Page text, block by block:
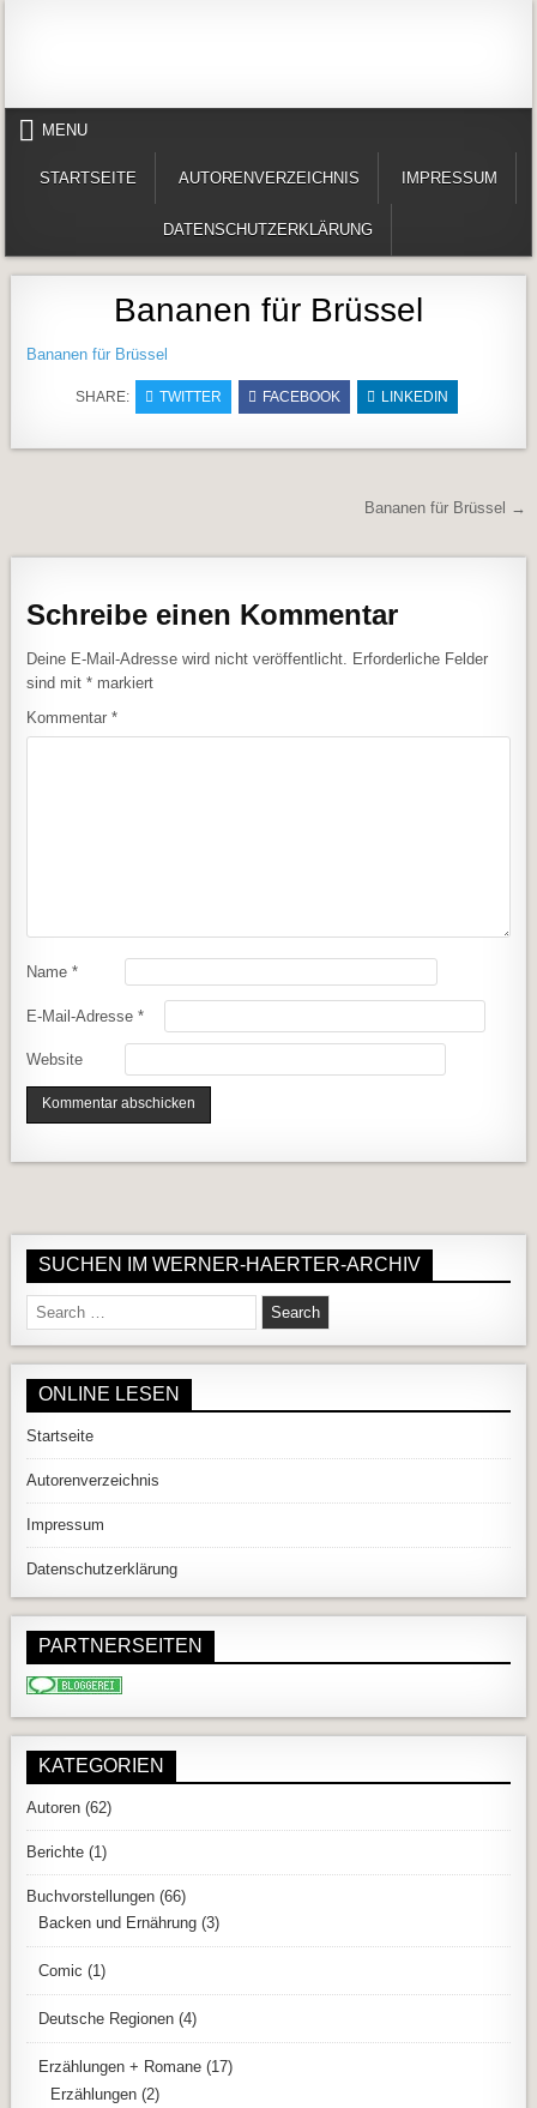
MENU
STARTSEITE AUTORENVERZEICHNIS IMPRESSUM
DATENSCHUTZERKLÄRUNG
Bananen für Brüssel
Bananen für Brüssel
SHARE: TWITTER FACEBOOK LINKEDIN
Bananen für Brüssel →
Schreibe einen Kommentar
Deine E-Mail-Adresse wird nicht veröffentlicht.
Erforderliche Felder
sind mit* markiert
Kommentar*
Name*
E-Mail-Adresse*
Website
SUCHEN IM WERNER-HAERTER-ARCHIV
Search for:
ONLINE LESEN
Startseite
Autorenverzeichnis
Impressum
Datenschutzerklärung
PARTNERSEITEN
KATEGORIEN
Autoren (62)
Berichte (1)
Buchvorstellungen (66)
Backen und Ernährung (3)
Comic (1)
Deutsche Regionen (4)
Erzählungen + Romane (17)
Erzählungen (2)